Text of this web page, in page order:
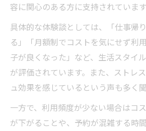
容に関心のある方に支持されています
具体的な体験談としては、「仕事帰
る」「月額制でコストを気にせず利
子が良くなった」など、生活スタイ
が評価されています。また、ストレ
ュ効果を感じているという声も多く聞
一方で、利用頻度が少ない場合はコ
が下がることや、予約が混雑する時